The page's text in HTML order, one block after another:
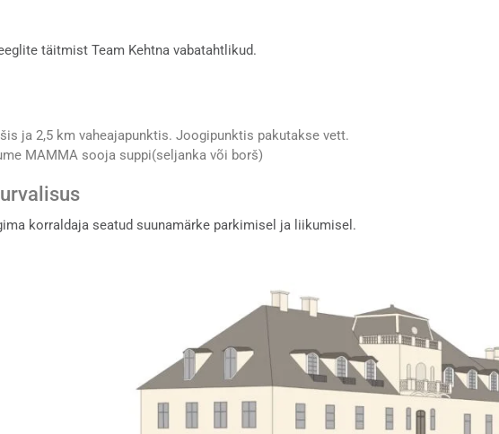
täitmist Team Kehtna vabatahtlikud.
ja 2,5 km vaheajapunktis. Joogipunktis pakutakse vett.
MAMMA sooja suppi(seljanka või borš)
korraldaja seatud suunamärke parkimisel ja liikumisel.